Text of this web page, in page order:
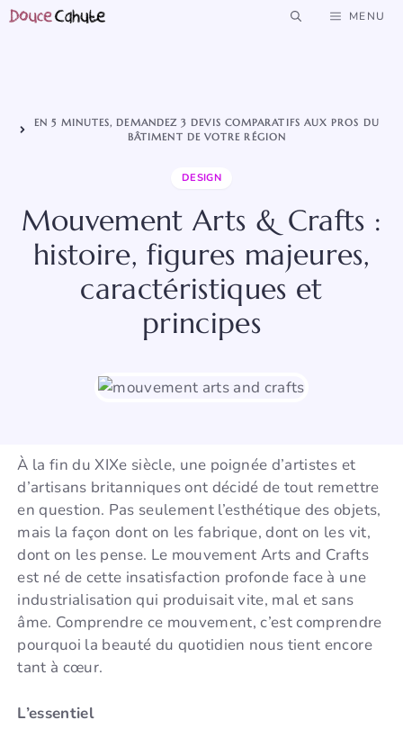
Aller
MENU
EN 5 MINUTES, DEMANDEZ 3 DEVIS COMPARATIFS AUX PROS DU
BÂTIMENT DE VOTRE RÉGION
DESIGN
Mouvement Arts & Crafts :
histoire, figures majeures,
caractéristiques et
principes
À la fin du XIXe siècle, une poignée d’artistes et
d’artisans britanniques ont décidé de tout remettre
en question. Pas seulement l’esthétique des objets,
mais la façon dont on les fabrique, dont on les vit,
dont on les pense. Le mouvement Arts and Crafts
est né de cette insatisfaction profonde face à une
industrialisation qui produisait vite, mal et sans
âme. Comprendre ce mouvement, c’est comprendre
pourquoi la beauté du quotidien nous tient encore
tant à cœur.
L’essentiel